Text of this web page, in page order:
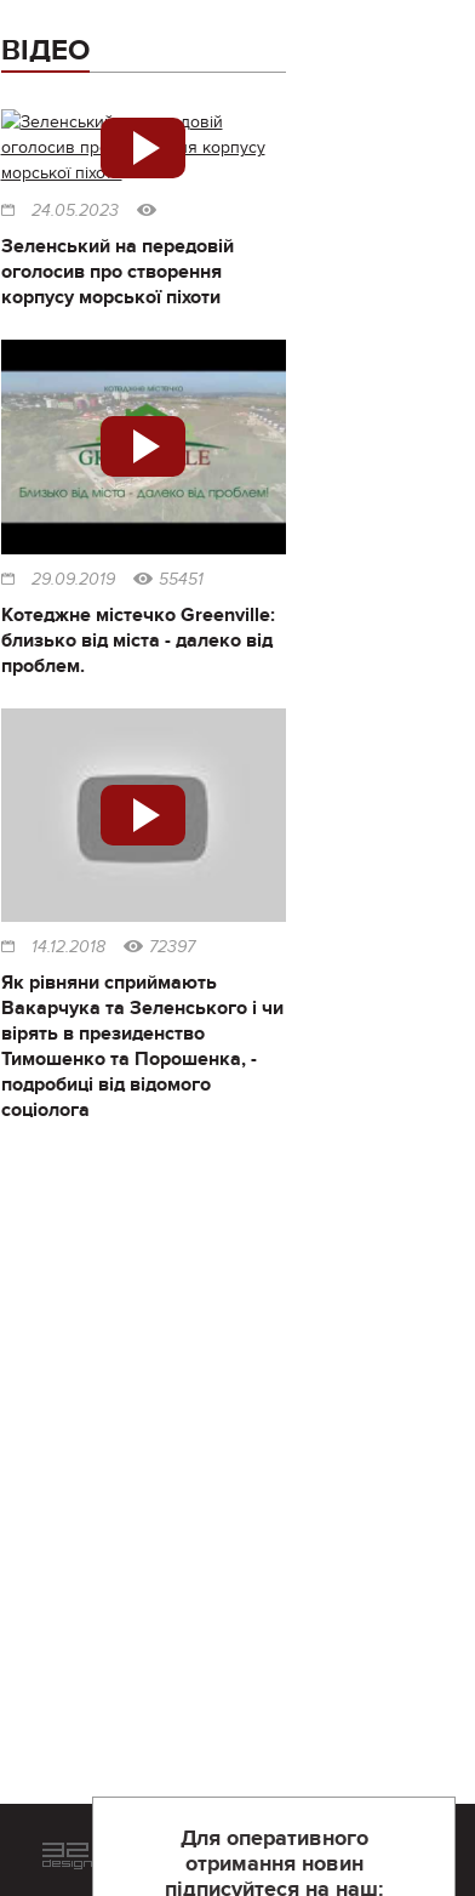
ВІДЕО
24.05.2023
Зеленський на передовій
оголосив про створення
корпусу морської піхоти
29.09.2019 55451
Котеджне містечко Greenville:
близько від міста - далеко від
проблем.
14.12.2018 72397
Як рівняни сприймають
Вакарчука та Зеленського і чи
вірять в президенство
Тимошенко та Порошенка, -
подробиці від відомого
соціолога
Для оперативного
отримання новин
підписуйтеся на наш:
Розроблений та підтримується
компанії 32х32